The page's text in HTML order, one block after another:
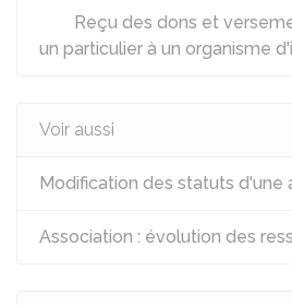
Reçu des dons et
un particulier à un organisme
Voir aussi
Modification des statuts d'une
Association : évolution des